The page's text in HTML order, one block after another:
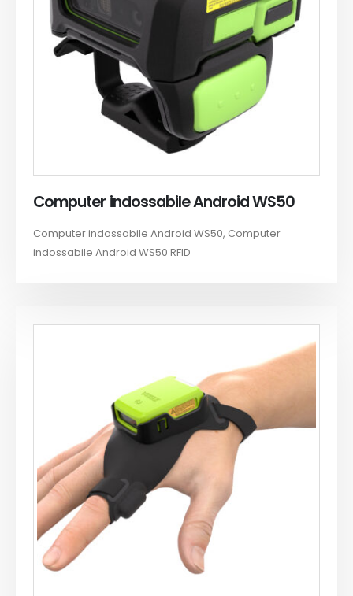
Computer indossabile Android WS50
Computer indossabile Android WS50, Computer
indossabile Android WS50 RFID